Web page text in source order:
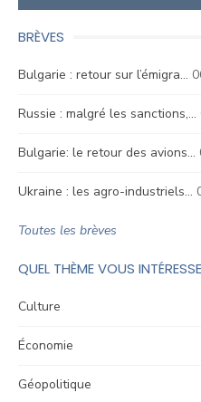
BRÈVES
Bulgarie : retour sur l’émigra…
Russie : malgré les sanctions,…
Bulgarie: le retour des avions…
Ukraine : les agro-industriels…
Toutes les brèves
QUEL THÈME VOUS
Culture
Économie
Géopolitique